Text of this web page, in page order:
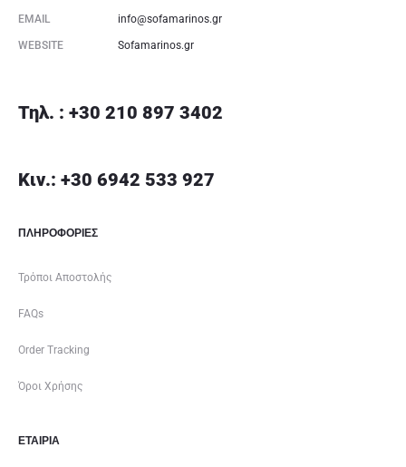
EMAIL info@sofamarinos.gr
WEBSITE Sofamarinos.gr
Τηλ. : +30 210 897 3402
Κιν.: +30 6942 533 927
ΠΛΗΡΟΦΟΡΙΕΣ
Τρόποι Αποστολής
FAQs
Order Tracking
Όροι Χρήσης
ΕΤΑΙΡΊΑ